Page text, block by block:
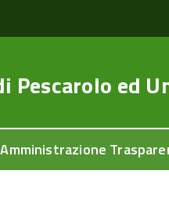
Pescarolo ed
Amministrazione